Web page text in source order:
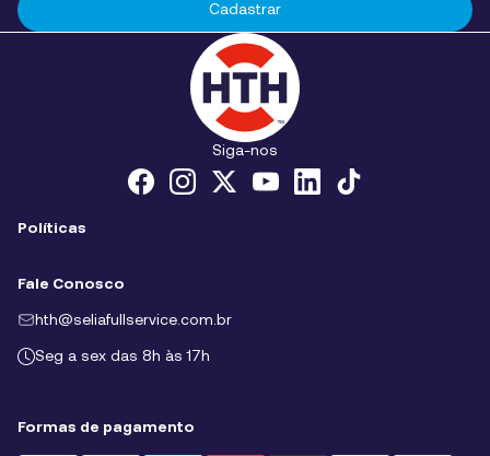
Cadastrar
Siga-nos
Políticas
Fale Conosco
hth@seliafullservice.com.br
Seg a sex das 8h às 17h
Formas de pagamento